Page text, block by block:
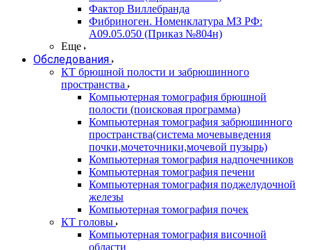
Фактор Виллебранда
Фибриноген. Номенклатура МЗ РФ:
A09.05.050 (Приказ №804н)
Еще
Обследования
КТ брюшной полости и забрюшинного
пространства
Компьютерная томография брюшной
полости (поисковая программа)
Компьютерная томография забрюшинного
пространства(система мочевыведения
почки,мочеточники,мочевой пузырь)
Компьютерная томография надпочечников
Компьютерная томография печени
Компьютерная томография поджелудочной
железы
Компьютерная томография почек
КТ головы
Компьютерная томография височной
области